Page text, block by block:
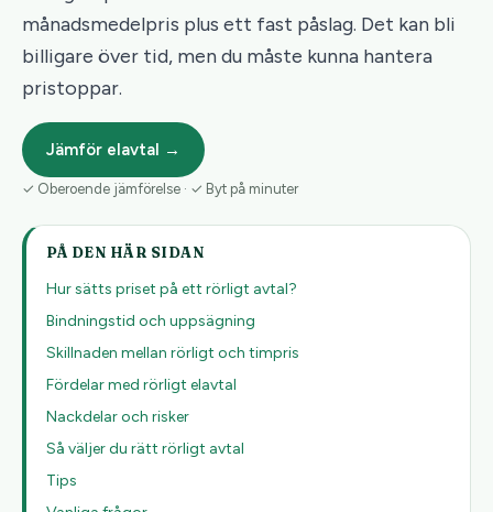
månadsmedelpris plus ett fast påslag. Det kan bli
billigare över tid, men du måste kunna hantera
pristoppar.
Jämför elavtal →
✓ Oberoende jämförelse · ✓ Byt på minuter
PÅ DEN HÄR SIDAN
Hur sätts priset på ett rörligt avtal?
Bindningstid och uppsägning
Skillnaden mellan rörligt och timpris
Fördelar med rörligt elavtal
Nackdelar och risker
Så väljer du rätt rörligt avtal
Tips